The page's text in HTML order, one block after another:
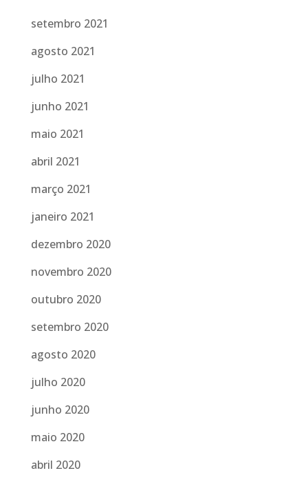
setembro 2021
agosto 2021
julho 2021
junho 2021
maio 2021
abril 2021
março 2021
janeiro 2021
dezembro 2020
novembro 2020
outubro 2020
setembro 2020
agosto 2020
julho 2020
junho 2020
maio 2020
abril 2020